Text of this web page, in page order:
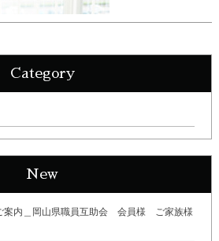
Category
New
案内＿岡山県職員互助会 会員様 ご家族様